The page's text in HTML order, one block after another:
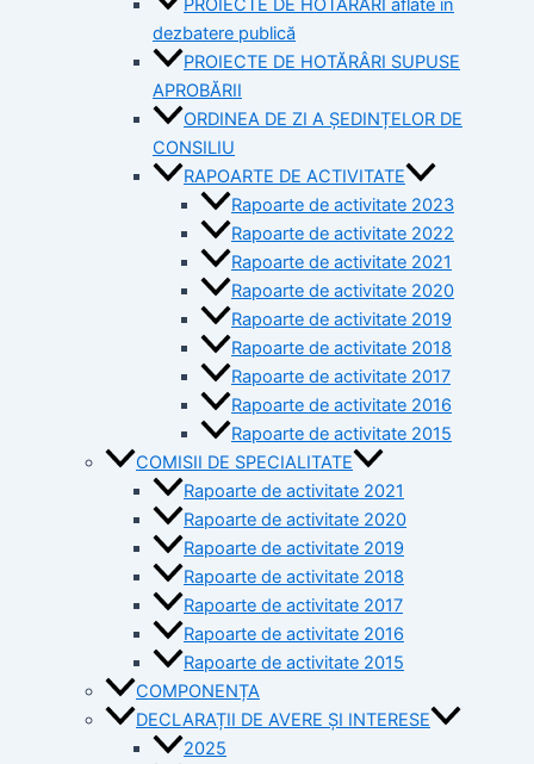
dezbatere publică
PROIECTE DE HOTĂRÂRI SUPUSE
APROBĂRII
ORDINEA DE ZI A ȘEDINȚELOR DE
CONSILIU
RAPOARTE DE ACTIVITATE
Rapoarte de activitate 2023
Rapoarte de activitate 2022
Rapoarte de activitate 2021
Rapoarte de activitate 2020
Rapoarte de activitate 2019
Rapoarte de activitate 2018
Rapoarte de activitate 2017
Rapoarte de activitate 2016
Rapoarte de activitate 2015
COMISII DE SPECIALITATE
Rapoarte de activitate 2021
Rapoarte de activitate 2020
Rapoarte de activitate 2019
Rapoarte de activitate 2018
Rapoarte de activitate 2017
Rapoarte de activitate 2016
Rapoarte de activitate 2015
COMPONENȚA
DECLARAȚII DE AVERE ȘI INTERESE
2025